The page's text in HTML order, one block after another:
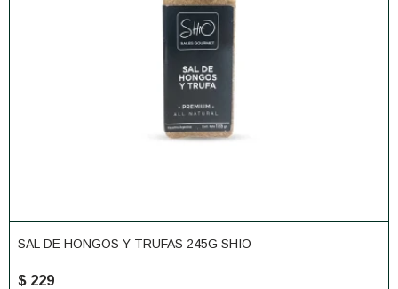
SAL DE HONGOS Y TRUFAS 245G SHIO
$ 229